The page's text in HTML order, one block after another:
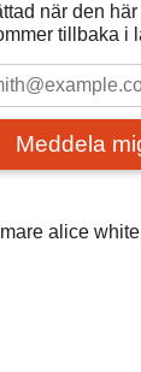
när den
tillbaka i
Meddela
alice